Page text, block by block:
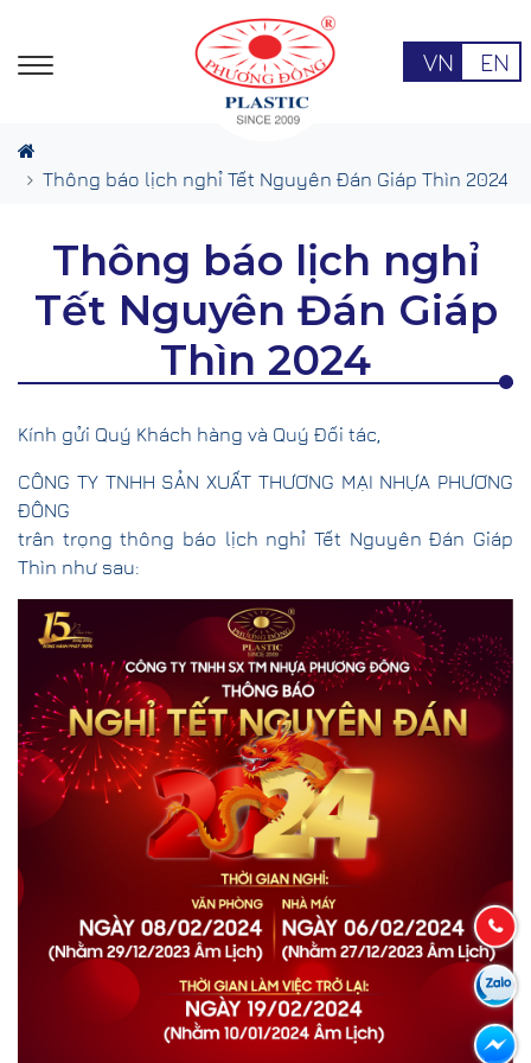
VN EN
Thông báo lịch nghỉ Tết Nguyên Đán Giáp Thìn 2024
Thông báo lịch nghỉ
Tết Nguyên Đán Giáp
Thìn 2024
Kính gửi Quý Khách hàng và Quý Đối tác,
CÔNG TY TNHH SẢN XUẤT THƯƠNG MẠI NHỰA PHƯƠNG
ĐÔNG
trân trọng thông báo lịch nghỉ Tết Nguyên Đán Giáp
Thìn như sau: